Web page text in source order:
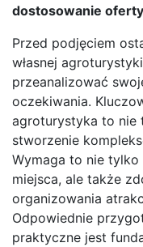
dostosowanie
Przed podjęciem
własnej
przeanalizować
oczekiwania.
agroturystyka to nie
stworzenie
Wymaga to nie
miejsca, ale także
organizowania
Odpowiednie
praktyczne jest